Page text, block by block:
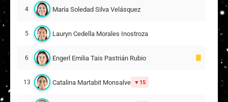
4 María Soledad Silva Velásquez
5 Lauryn Cedella Morales Inostroza
6 Engerl Emilia Tais Pastrián Rubio
13 Catalina Martabit Monsalve 15